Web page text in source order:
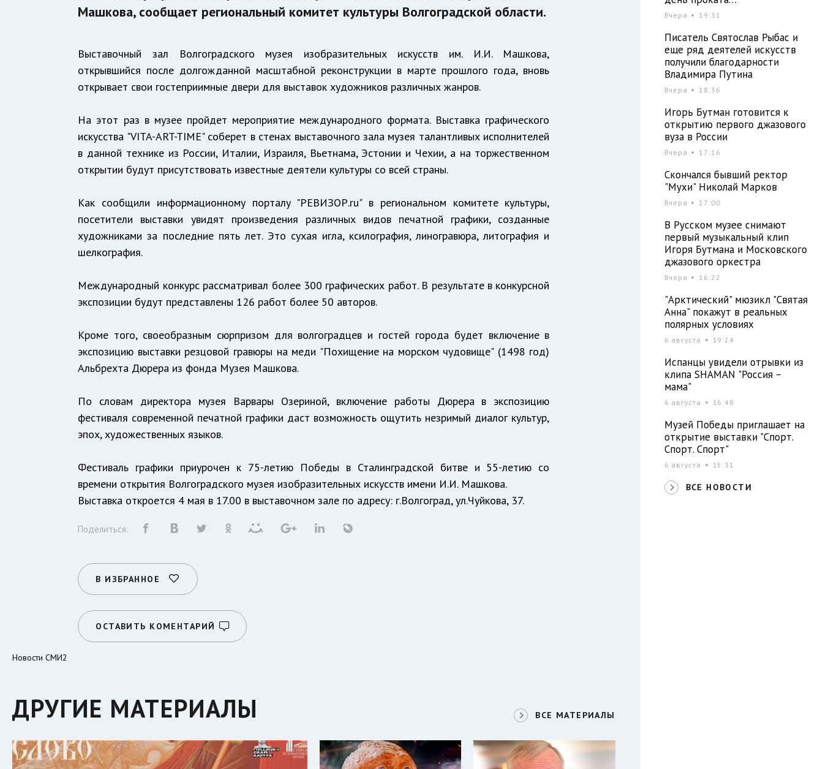
Машкова, сообщает региональный комитет культуры Волгоградской области.
Выставочный зал Волгоградского музея изобразительных искусств им. И.И. Машкова,
открывшийся после долгожданной масштабной реконструкции в марте прошлого года, вновь
открывает свои гостеприимные двери для выставок художников различных жанров.
На этот раз в музее пройдет мероприятие международного формата. Выставка графического
искусства "VITA-ART-TIME" соберет в стенах выставочного зала музея талантливых исполнителей
в данной технике из России, Италии, Израиля, Вьетнама, Эстонии и Чехии, а на торжественном
открытии будут присутствовать известные деятели культуры со всей страны.
Как сообщили информационному порталу "РЕВИЗОР.ru" в региональном комитете культуры,
посетители выставки увидят произведения различных видов печатной графики, созданные
художниками за последние пять лет. Это сухая игла, ксилография, линогравюра, литография и
шелкография.
Международный конкурс рассматривал более 300 графических работ. В результате в конкурсной
экспозиции будут представлены 126 работ более 50 авторов.
Кроме того, своеобразным сюрпризом для волгоградцев и гостей города будет включение в
экспозицию выставки резцовой гравюры на меди "Похищение на морском чудовище" (1498 год)
Альбрехта Дюрера из фонда Музея Машкова.
По словам директора музея Варвары Озериной, включение работы Дюрера в экспозицию
фестиваля современной печатной графики даст возможность ощутить незримый диалог культур,
эпох, художественных языков.
Фестиваль графики приурочен к 75-летию Победы в Сталинградской битве и 55-летию со
времени открытия Волгоградского музея изобразительных искусств имени И.И. Машкова.
Выставка откроется 4 мая в 17.00 в выставочном зале по адресу: г.Волгоград, ул.Чуйкова, 37.
Поделиться:
В ИЗБРАННОЕ
ОСТАВИТЬ КОМЕНТАРИЙ
Новости СМИ2
ДРУГИЕ МАТЕРИАЛЫ ВСЕ МАТЕРИАЛЫ
Вчера 19:31
Писатель Святослав Рыбас и
еще ряд деятелей искусств
получили благодарности
Владимира Путина
Вчера 18:36
Игорь Бутман готовится к
открытию первого джазового
вуза в России
Вчера 17:16
Скончался бывший ректор
"Мухи" Николай Марков
Вчера 17:00
В Русском музее снимают
первый музыкальный клип
Игоря Бутмана и Московского
джазового оркестра
Вчера 16:22
"Арктический" мюзикл "Святая
Анна" покажут в реальных
полярных условиях
6 августа 19:24
Испанцы увидели отрывки из
клипа SHAMAN "Россия –
мама"
6 августа 16:48
Музей Победы приглашает на
открытие выставки "Спорт.
Спорт. Спорт"
6 августа 15:31
ВСЕ НОВОСТИ